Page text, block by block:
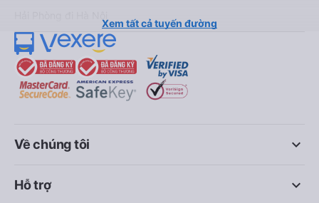
Xem tất cả tuyến đường
keyboard_arrow_down
Về chúng tôi
keyboard_arrow_down
Hỗ trợ